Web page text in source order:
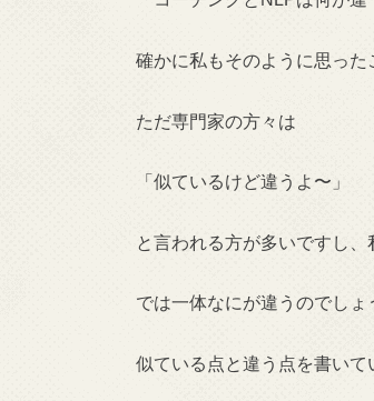
確かに私もそのように思った
ただ専門家の方々は
「似ているけど違うよ〜」
と言われる方が多いですし
では一体なにが違うのでしょ
似ている点と違う点を書いて